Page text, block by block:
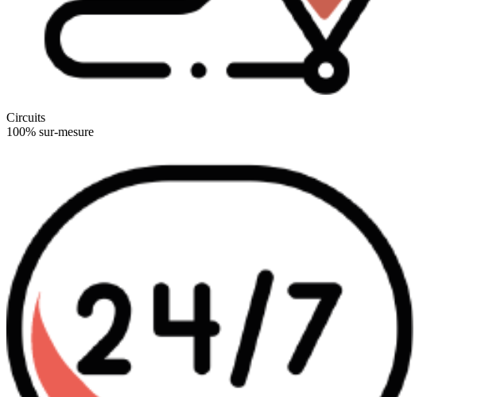
Circuits
100% sur-mesure